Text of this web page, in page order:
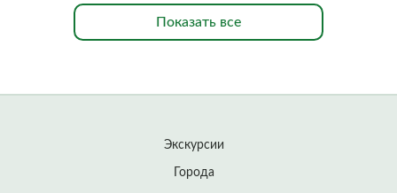
Показать все
Экскурсии
Города